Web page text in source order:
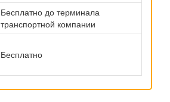
Бесплатно до терминала
транспортной компании
Бесплатно